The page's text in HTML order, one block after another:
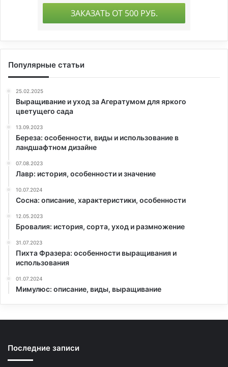
Популярные статьи
25.02.2025
Выращивание и уход за Агератумом для яркого
цветущего сада
13.09.2023
Береза: особенности, виды и использование в
ландшафтном дизайне
07.08.2023
Лавр: история, особенности и значение
10.07.2024
Сосна: описание, характеристики, особенности
12.05.2023
Бровалия: история, сорта, уход и размножение
31.07.2023
Пихта Фразера: особенности выращивания и
использования
01.07.2024
Мимулюс: описание, виды, выращивание
Последние записи